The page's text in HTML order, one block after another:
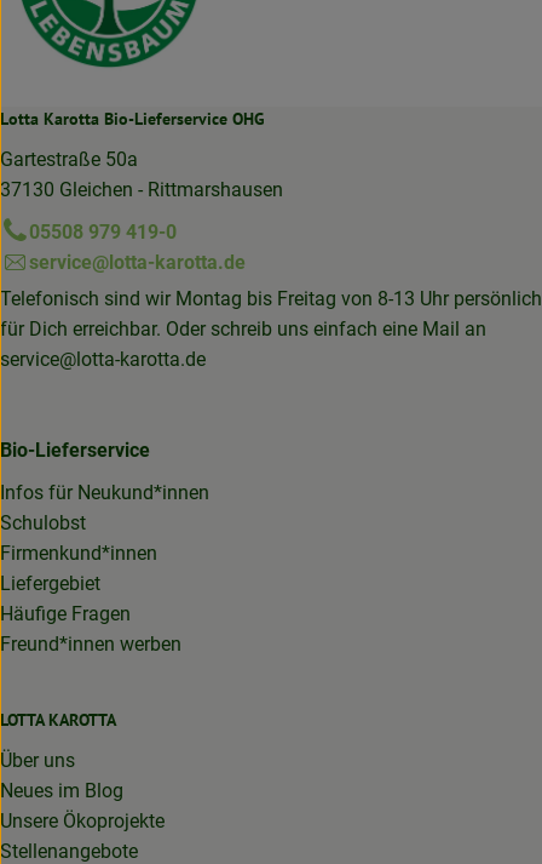
Lotta Karotta Bio-Lieferservice OHG
Gartestraße 50a
37130 Gleichen - Rittmarshausen
05508 979 419-0
service@lotta-karotta.de
Telefonisch sind wir Montag bis Freitag von 8-13 Uhr persönlich
für Dich erreichbar. Oder schreib uns einfach eine Mail an
service@lotta-karotta.de
Bio-Lieferservice
Infos für Neukund*innen
Schulobst
Firmenkund*innen
Liefergebiet
Häufige Fragen
Freund*innen werben
LOTTA KAROTTA
Über uns
Neues im Blog
Unsere Ökoprojekte
Stellenangebote